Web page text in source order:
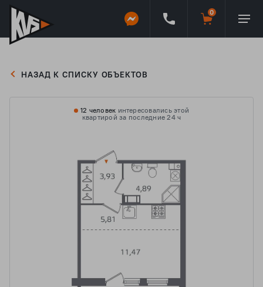
НАЗАД К СПИСКУ ОБЪЕКТОВ
12 человек интересовались этой
квартирой за последние 24 ч